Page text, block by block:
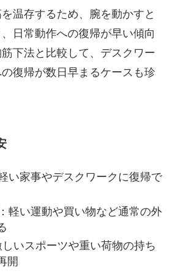
温存するため、腕を動かすと
日常動作への復帰が早い傾向
下法と比較して、デスクワー
復帰が数日早まるケースも珍
い家事やデスクワークに復帰で
軽い運動や買い物など通常の外
いスポーツや重い荷物の持ち
開